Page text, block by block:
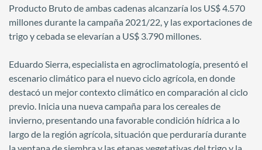
Producto Bruto de ambas cadenas alcanzaría los US$ 4.570
millones durante la campaña 2021/22, y las exportaciones de
trigo y cebada se elevarían a US$ 3.790 millones.
Eduardo Sierra, especialista en agroclimatología, presentó el
escenario climático para el nuevo ciclo agrícola, en donde
destacó un mejor contexto climático en comparación al ciclo
previo. Inicia una nueva campaña para los cereales de
invierno, presentando una favorable condición hídrica a lo
largo de la región agrícola, situación que perduraría durante